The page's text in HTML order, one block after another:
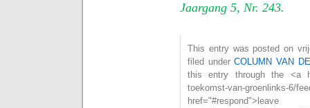
Jaargang 5, Nr. 243.
This entry was posted on
filed underCOLUMN VAN
this entry through the <a
toekomst-van-groenlinks-